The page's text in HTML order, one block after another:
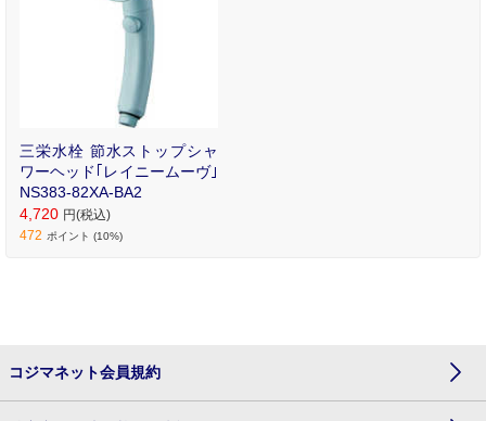
三栄水栓 節水ストップシャ
ワーヘッド｢レイニームーヴ｣
NS383-82XA-BA2
4,720 円(税込)
472 ポイント (10%)
コジマネット会員規約